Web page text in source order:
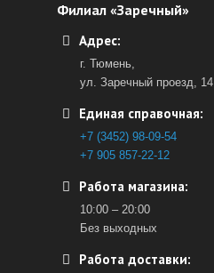
Филиал «Заречный»
Адрес:
г. Тюмень,
ул. Заречный проезд, 14
Единая справочная:
+7 (3452) 98-09-54
+7 905 857-22-12
Работа магазина:
10:00 – 20:00
Без выходных
Работа доставки: